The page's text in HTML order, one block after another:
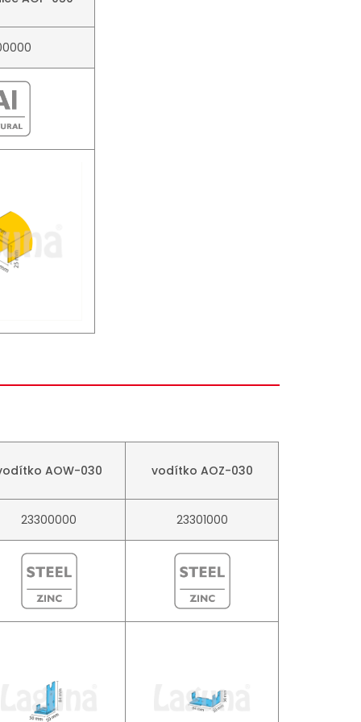
AOW-030 vodítko AOZ-030
23300000 23301000